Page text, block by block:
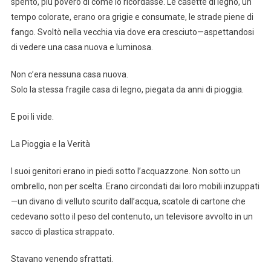
tempo colorate, erano ora grigie e consumate, le strade piene di
fango. Svoltò nella vecchia via dove era cresciuto—aspettandosi
di vedere una casa nuova e luminosa.
Non c’era nessuna casa nuova.
Solo la stessa fragile casa di legno, piegata da anni di pioggia.
E poi li vide.
La Pioggia e la Verità
I suoi genitori erano in piedi sotto l’acquazzone. Non sotto un
ombrello, non per scelta. Erano circondati dai loro mobili inzuppati
—un divano di velluto scurito dall’acqua, scatole di cartone che
cedevano sotto il peso del contenuto, un televisore avvolto in un
sacco di plastica strappato.
Stavano venendo sfrattati.